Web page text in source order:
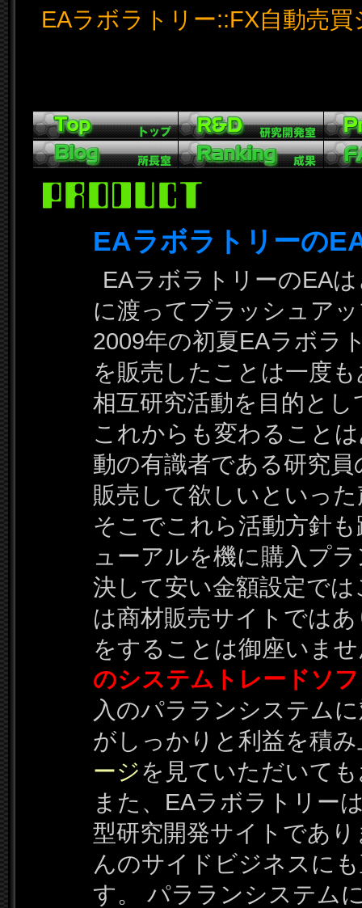
EAラボラトリー::FX自動売
EAラボラトリーの
EAラボラトリーのEA
に渡ってブラッシュア
2009年の初夏EAラボラ
を販売したことは一度
相互研究活動を目的と
これからも変わること
動の有識者である研究
販売して欲しいといっ
そこでこれら活動方針
ューアルを機に購入プ
決して安い金額設定で
は商材販売サイトでは
をすることは御座いま
のシステムトレードソ
入のパラランシステム
がしっかりと利益を積
ージを見ていただいて
また、EAラボラトリー
型研究開発サイトであ
んのサイドビジネスに
す。 パラランシステム